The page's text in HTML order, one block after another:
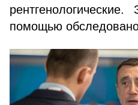
помощью